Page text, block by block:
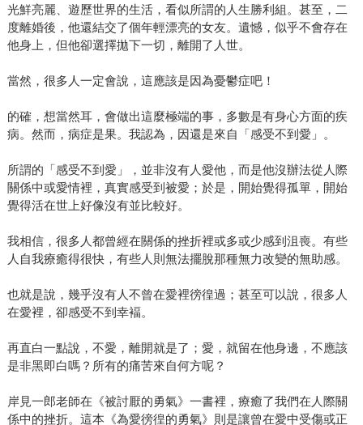
光鮮亮麗、遊歷世界的生活，看似所謂的人生勝利組。甚至，二
度離婚後，他還結交了個年輕漂亮的女友。遺憾，似乎不會存在
他身上，但他卻選擇拋下一切，離開了人世。
當然，很多人一定會說，這應該是因為憂鬱症吧！
的確，想當然耳，會做出這麼極端的事，多數是有身心方面的疾
病。然而，病症是果。我認為，因還是來自「感受不到愛」。
所謂的「感受不到愛」，並非沒有人愛他，而是他沒辦法從人際
關係中或愛情裡，真實感受到被愛；於是，開始覺得孤單，開始
覺得活在世上好像沒有並比較好。
我相信，很多人都曾經在關係的挫折裡或多或少感到沮喪。有些
人自我療癒得很快，有些人則無法擺脫那種無力改變的無助感。
也就是說，幾乎沒有人不曾在愛裡徬徨過；甚至可以說，很多人
在愛裡，卻感受不到幸褔。
再直白一點說，不愛，離開就是了；愛，就留在他身邊，不應該
是非黑即白嗎？所有的痛苦來自何方呢？
岸見一郎老師在《被討厭的勇氣》一書裡，療癒了我們在人際關
係中的挫折。這本《為愛徬徨的勇氣》則是讓曾在愛中受傷或正